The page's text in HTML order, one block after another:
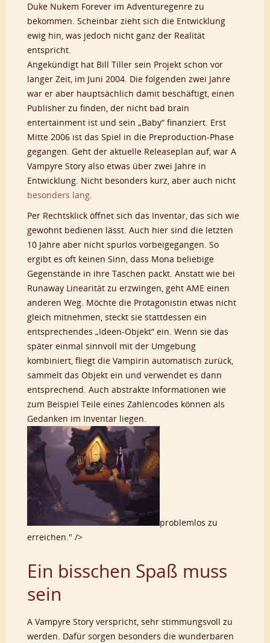
Duke Nukem Forever im Adventuregenre zu
bekommen. Scheinbar zieht sich die Entwicklung
ewig hin, was jedoch nicht ganz der Realität
entspricht.
Angekündigt hat Bill Tiller sein Projekt schon vor
langer Zeit, im Juni 2004. Die folgenden zwei Jahre
war er aber hauptsächlich damit beschäftigt, einen
Publisher zu finden, der nicht bad brain
entertainment ist und sein „Baby“ finanziert. Erst
Mitte 2006 ist das Spiel in die Preproduction-Phase
gegangen. Geht der aktuelle Releaseplan auf, war A
Vampyre Story also etwas über zwei Jahre in
Entwicklung. Nicht besonders kurz, aber auch nicht
besonders lang.
Per Rechtsklick öffnet sich das Inventar, das sich wie
gewohnt bedienen lässt. Auch hier sind die letzten
10 Jahre aber nicht spurlos vorbeigegangen. So
ergibt es oft keinen Sinn, dass Mona beliebige
Gegenstände in ihre Taschen packt. Anstatt wie bei
Runaway Linearität zu erzwingen, geht AME einen
anderen Weg. Möchte die Protagonistin etwas nicht
gleich mitnehmen, steckt sie stattdessen ein
entsprechendes „Ideen-Objekt“ ein. Wenn sie das
später einmal sinnvoll mit der Umgebung
kombiniert, fliegt die Vampirin automatisch zurück,
sammelt das Objekt ein und verwendet es dann
entsprechend. Auch abstrakte Informationen wie
zum Beispiel Teile eines Zahlencodes können als
Gedanken im Inventar liegen.
problemlos zu
erreichen." />
Ein bisschen Spaß muss
sein
A Vampyre Story verspricht, sehr stimmungsvoll zu
werden. Dafür sorgen besonders die wunderbaren